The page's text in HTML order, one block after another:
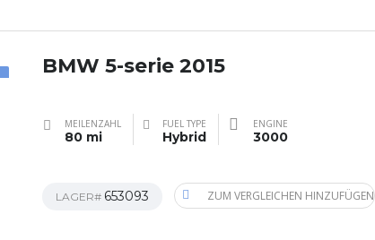
BMW 5-serie 2015
MEILENZAHL
80 mi
FUEL TYPE
Hybrid
ENGINE
3000
LAGER# 653093 ZUM VERGLEICHEN HINZUFÜGEN